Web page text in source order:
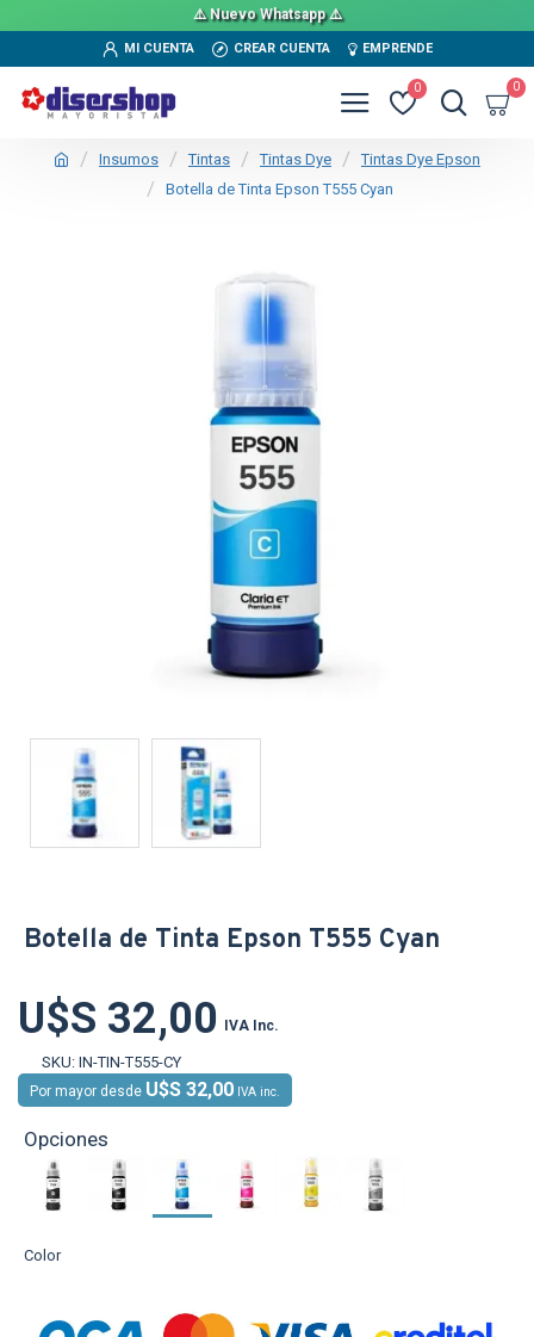
⚠️ Nuevo Whatsapp ⚠️
MI CUENTA CREAR CUENTA EMPRENDE
0 0
Insumos Tintas Tintas Dye
Tintas Dye Epson
Botella de Tinta Epson T555 Cyan
Botella de Tinta Epson T555 Cyan
U$S 32,00 IVA Inc.
SKU: IN-TIN-T555-CY
Por mayor desde U$S 32,00 IVA inc.
Opciones
Color